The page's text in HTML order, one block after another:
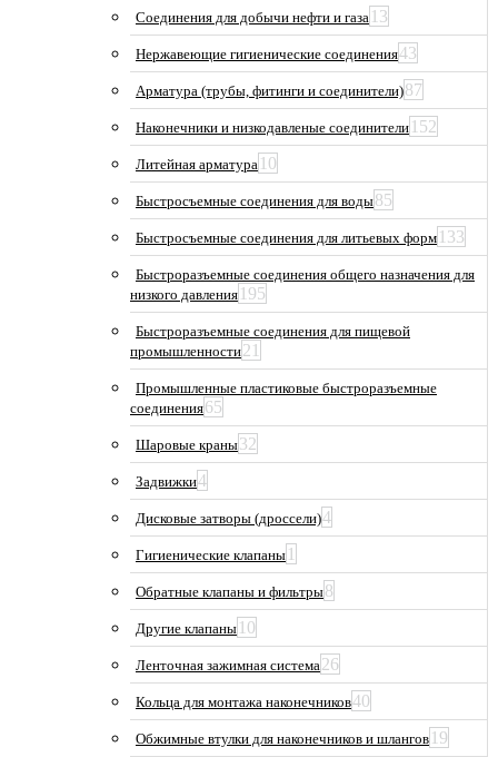
Соединения для добычи нефти и газа 13
Нержавеющие гигиенические соединения43
Арматура (трубы, фитинги и соединители)87
Наконечники и низкодавленые соединители 152
Литейная арматура 10
Быстросъемные соединения для воды85
Быстросъемные соединения для литьевых форм 133
Быстроразъемные соединения общего назначения для
низкого давления 195
Быстроразъемные соединения для пищевой
промышленности21
Промышленные пластиковые быстроразъемные
соединения65
Шаровые краны32
Задвижки4
Дисковые затворы (дроссели)4
Гигиенические клапаны 1
Обратные клапаны и фильтры8
Другие клапаны 10
Ленточная зажимная система26
Кольца для монтажа наконечников40
Обжимные втулки для наконечников и шлангов 19